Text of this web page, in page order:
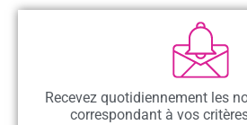
Recevez quotidiennement les
correspondant à vos